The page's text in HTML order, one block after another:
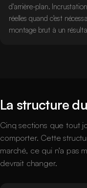
d'arrière-plan.
réelles quand c'est
montage brut à un
La structure
Cinq sections que tout
comporter. Cette
marché, ce qui n'a pas
devrait changer.